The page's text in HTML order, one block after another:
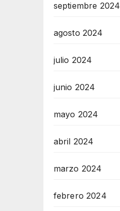
septiembre 2024
agosto 2024
julio 2024
junio 2024
mayo 2024
abril 2024
marzo 2024
febrero 2024